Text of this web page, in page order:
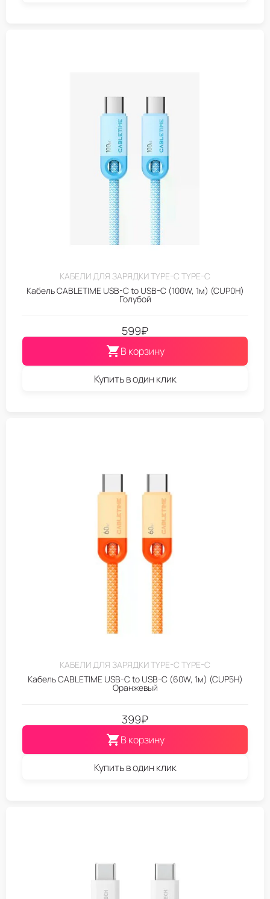
КАБЕЛИ ДЛЯ ЗАРЯДКИ TYPE-C TYPE-C
Кабель CABLETIME USB-C to USB-C (100W, 1м) (CUP0H)
Голубой
599₽
В корзину
Купить в один клик
КАБЕЛИ ДЛЯ ЗАРЯДКИ TYPE-C TYPE-C
Кабель CABLETIME USB-C to USB-C (60W, 1м) (CUP5H)
Оранжевый
399₽
В корзину
Купить в один клик